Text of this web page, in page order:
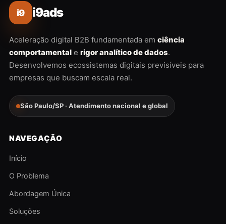
i9 i9ads
Aceleração digital B2B fundamentada em ciência
comportamental e rigor analítico de dados.
Desenvolvemos ecossistemas digitais previsíveis para
empresas que buscam escala real.
São Paulo/SP · Atendimento nacional e global
NAVEGAÇÃO
Início
O Problema
Abordagem Única
Soluções